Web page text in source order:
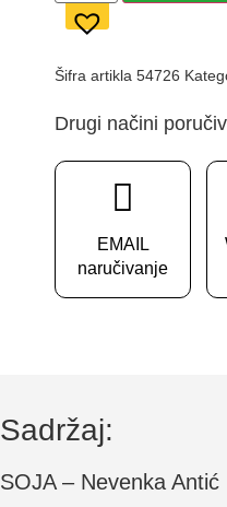
Antic
količina
Šifra artikla 54726
Drugi načini
EMAIL
naručivanje
Sadržaj:
SOJA – Nevenka Antić